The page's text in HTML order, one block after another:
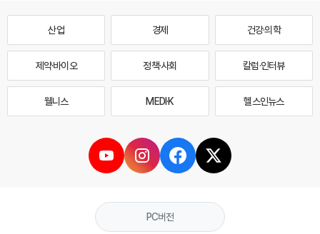
산업 경제 건강·의학
제약·바이오 정책·사회 칼럼·인터뷰
웰니스 MEDI·K 헬스인뉴스
PC버전